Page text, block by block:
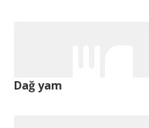
Dağ yam